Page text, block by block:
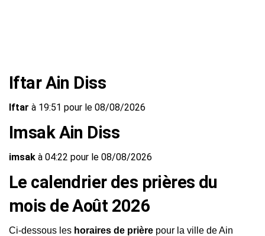
Iftar Ain Diss
Iftar à 19:51 pour le 08/08/2026
Imsak Ain Diss
imsak à 04:22 pour le 08/08/2026
Le calendrier des prières du
mois de Août 2026
Ci-dessous les horaires de prière pour la ville de Ain